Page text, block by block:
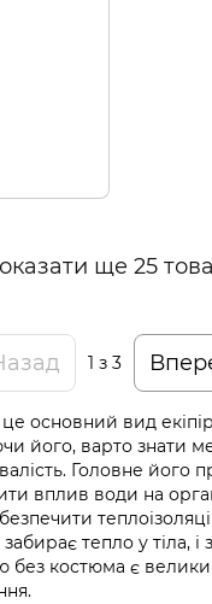
ще 25
1 з 3
основний вид
його, варто знати
Головне його
вплив води на
тепло у тіла,
без костюма є